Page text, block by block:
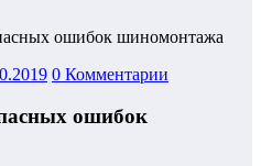
ошибок шиномонтажа
0 Комментарии
ошибок